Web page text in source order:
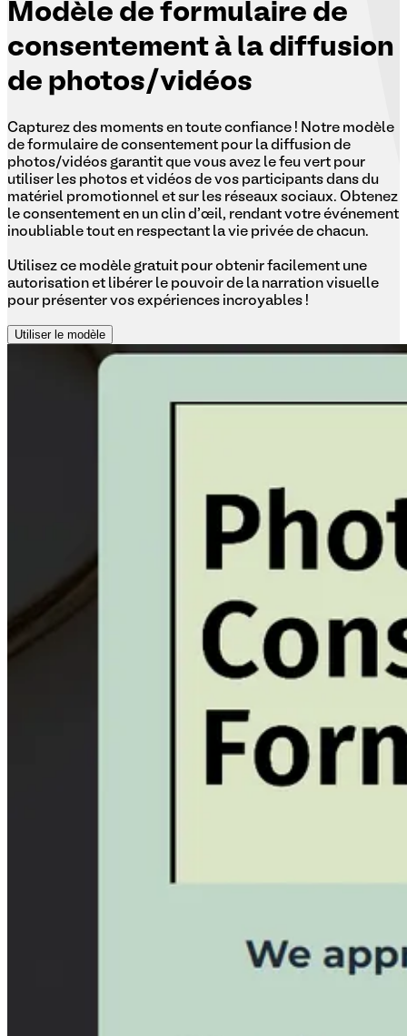
Modèle de formulaire de
consentement à la diffusion
de photos/vidéos
Capturez des moments en toute confiance ! Notre modèle
de formulaire de consentement pour la diffusion de
photos/vidéos garantit que vous avez le feu vert pour
utiliser les photos et vidéos de vos participants dans du
matériel promotionnel et sur les réseaux sociaux. Obtenez
le consentement en un clin d'œil, rendant votre événement
inoubliable tout en respectant la vie privée de chacun.
Utilisez ce modèle gratuit pour obtenir facilement une
autorisation et libérer le pouvoir de la narration visuelle
pour présenter vos expériences incroyables !
Utiliser le modèle